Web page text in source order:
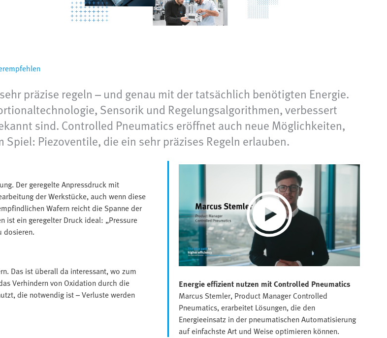
präzise regeln – und genau mit der tatsächlich benötigten Energie.
Sensorik und Regelungsalgorithmen, verbessert
sind. Controlled Pneumatics eröffnet auch neue Möglichkeiten,
Piezoventile, die ein sehr präzises Regeln erlauben.
Der geregelte Anpressdruck mit
der Werkstücke, auch wenn diese
Wafern reicht die Spanne der
ist ein geregelter Druck ideal: „Pressure
dosieren.​​
Das ist überall da interessant, wo zum
Verhindern von Oxidation durch die
die notwendig ist – Verluste werden
Play
Energie effizient nutzen mit Controlled Pneumatics​​
Marcus Stemler, Product Manager Controlled
Pneumatics, erarbeitet Lösungen, die den
Energieeinsatz in der pneumatischen Automatisierung
auf einfachste Art und Weise optimieren können.